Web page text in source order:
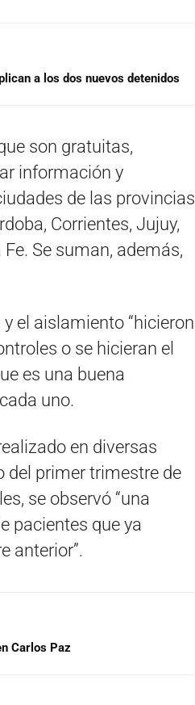
a los dos nuevos detenidos
son gratuitas,
información y
de las provincias
Corrientes, Jujuy,
Se suman, además,
el aislamiento “hicieron
o se hicieran el
es una buena
uno.
en diversas
del primer trimestre de
se observó “una
pacientes que ya
anterior”.
Carlos Paz